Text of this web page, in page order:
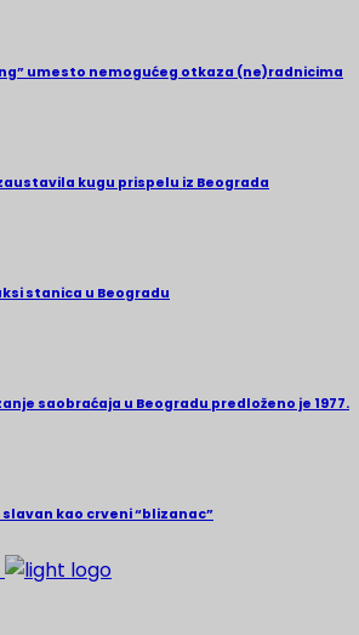
umesto nemogućeg otkaza (ne)radnicima
kugu prispelu iz Beograda
stanica u Beogradu
saobraćaja u Beogradu predloženo je 1977.
kao crveni “blizanac”